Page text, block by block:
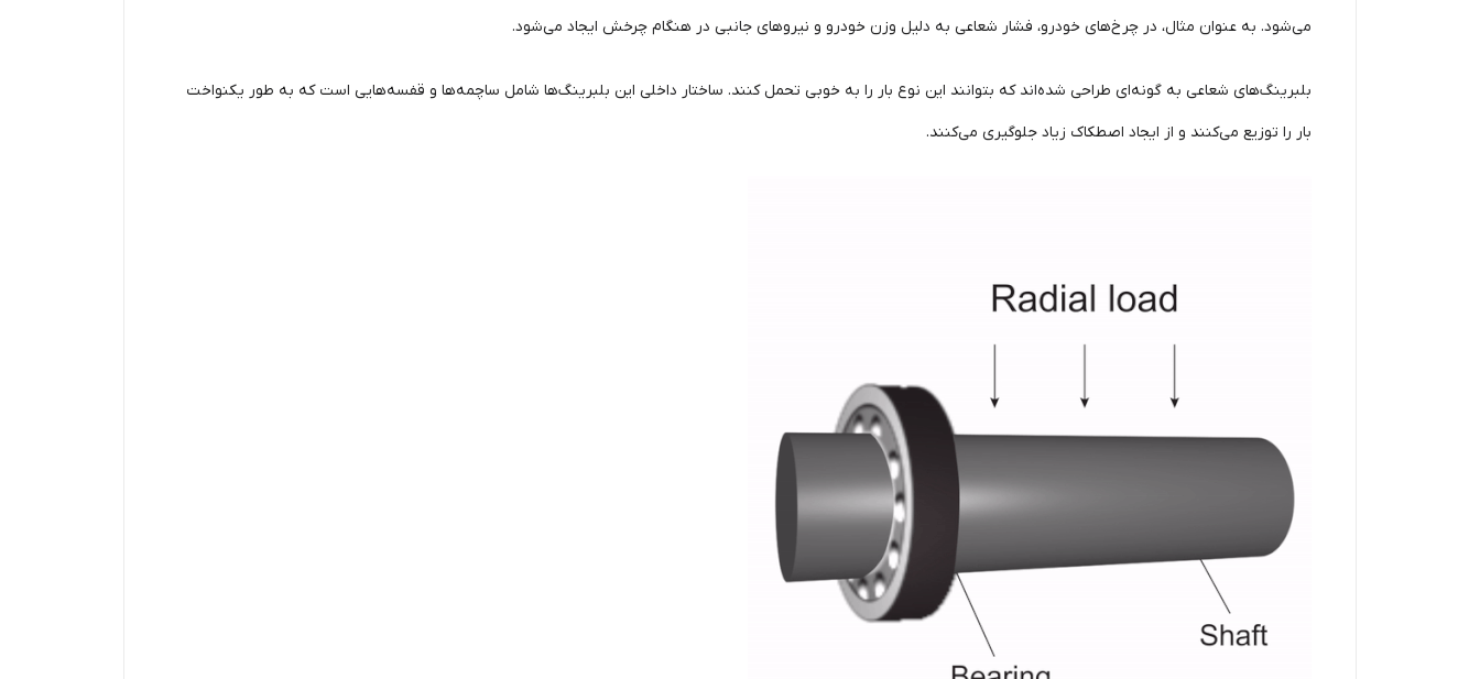
می‌شود. به عنوان مثال، در چرخ‌های خودرو، فشار شعاعی به دلیل وزن خودرو و نیروهای جانبی در هنگام چرخش ایجاد می‌شود.
بلبرینگ‌های شعاعی به گونه‌ای طراحی شده‌اند که بتوانند این نوع بار را به خوبی تحمل کنند. ساختار داخلی این بلبرینگ‌ها شامل ساچمه‌ها و قفسه‌هایی است که به طور یکنواخت
بار را توزیع می‌کنند و از ایجاد اصطکاک زیاد جلوگیری می‌کنند.